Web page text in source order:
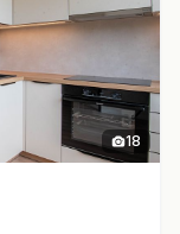
18